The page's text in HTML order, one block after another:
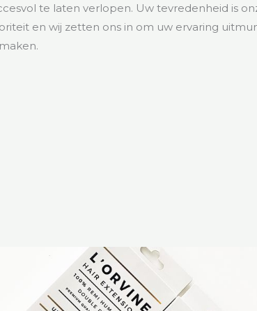
te laten verlopen. Uw tevredenheid is
en wij zetten ons in om uw ervaring